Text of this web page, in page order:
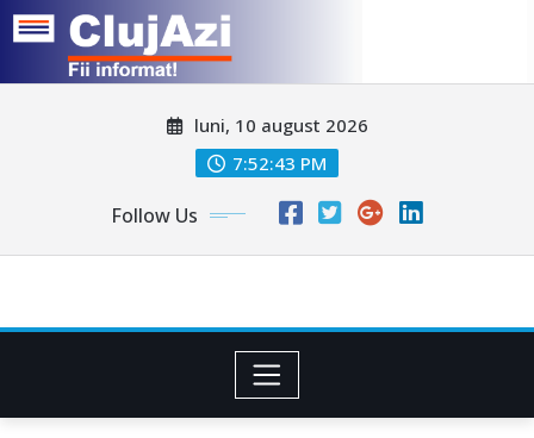
luni, 10 august 2026
7:52:46 PM
Follow Us